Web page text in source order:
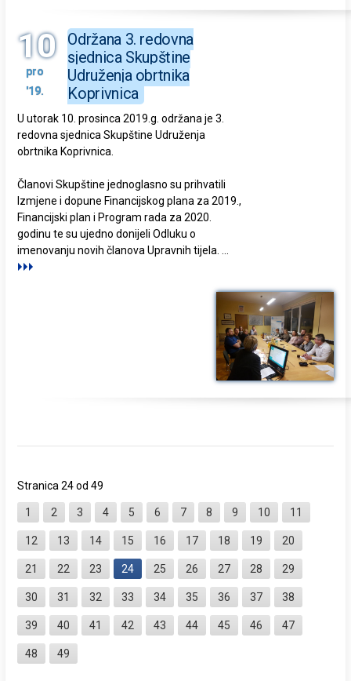
10
pro
'19.
Održana 3. redovna
sjednica Skupštine
Udruženja obrtnika
Koprivnica
U utorak 10. prosinca 2019.g. održana je 3.
redovna sjednica Skupštine Udruženja
obrtnika Koprivnica.
Članovi Skupštine jednoglasno su prihvatili
Izmjene i dopune Financijskog plana za 2019.,
Financijski plan i Program rada za 2020.
godinu te su ujedno donijeli Odluku o
imenovanju novih članova Upravnih tijela. ...
Stranica 24 od 49
1 2 3 4 5 6 7 8 9 10 11
12 13 14 15 16 17 18 19 20
21 22 23 24 25 26 27 28 29
30 31 32 33 34 35 36 37 38
39 40 41 42 43 44 45 46 47
48 49